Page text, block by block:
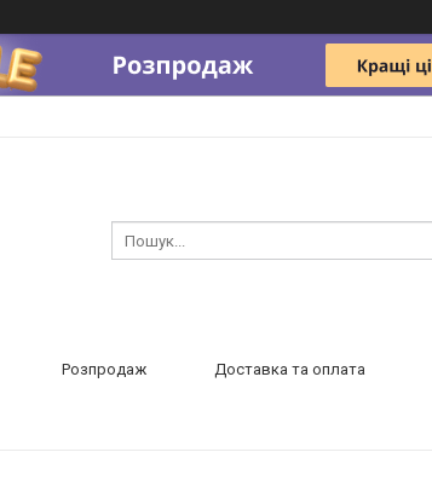
Розпродаж Доставка та оплата